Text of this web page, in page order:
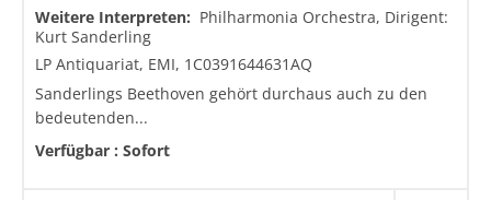
Weitere Interpreten: Philharmonia Orchestra, Dirigent:
Kurt Sanderling
LP Antiquariat, EMI, 1C0391644631AQ
Sanderlings Beethoven gehört durchaus auch zu den
bedeutenden...
Verfügbar : Sofort